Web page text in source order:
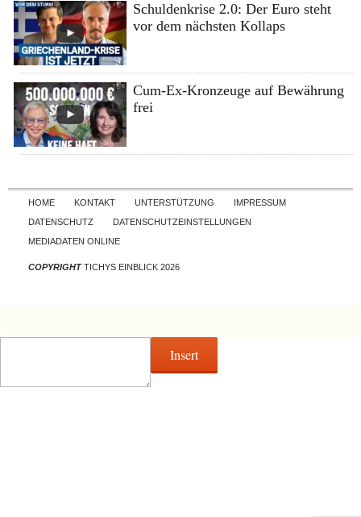
Schuldenkrise 2.0: Der Euro steht
vor dem nächsten Kollaps
Cum-Ex-Kronzeuge auf Bewährung
frei
Skip to content
HOME KONTAKT UNTERSTÜTZUNG
IMPRESSUM
DATENSCHUTZ
DATENSCHUTZEINSTELLUNGEN
MEDIADATEN ONLINE
COPYRIGHTTICHYS EINBLICK 2026
Insert